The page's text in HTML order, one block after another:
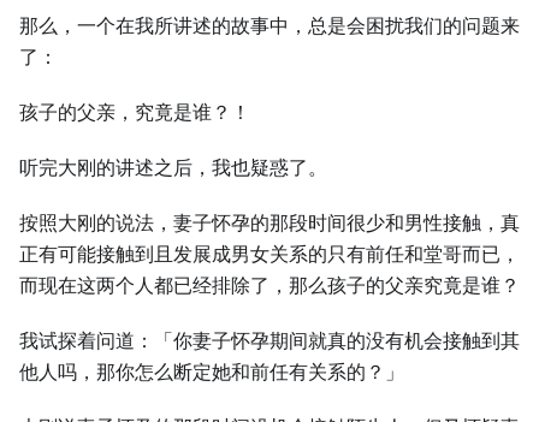
那么，⼀个在我所讲述的故事中，总是会困扰我们的问题来
了：
孩子的父亲，究竟是谁？！
听完⼤刚的讲述之后，我也疑惑了。
按照⼤刚的说法，妻子怀孕的那段时间很少和男性接触，真
正有可能接触到且发展成男女关系的只有前任和堂哥而已，
而现在这两个⼈都已经排除了，那么孩子的父亲究竟是谁？
我试探着问道：「你妻子怀孕期间就真的没有机会接触到其
他⼈吗，那你怎么断定她和前任有关系的？」